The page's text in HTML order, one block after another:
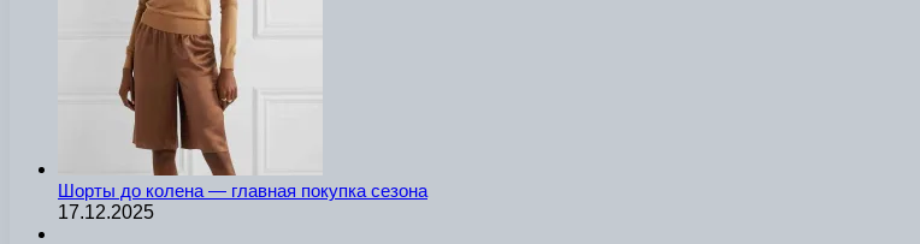
Шорты до колена — главная покупка сезона
17.12.2025